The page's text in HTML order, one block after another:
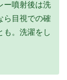
ー噴射後は洗
ら目視での確
も。洗濯をし